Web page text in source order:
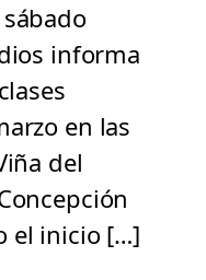
informa
en las
del
el inicio […]